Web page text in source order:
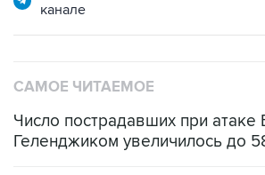
Число пострадавших при атаке
Путин сообщил о решении